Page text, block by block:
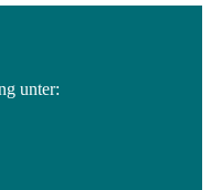
unter: